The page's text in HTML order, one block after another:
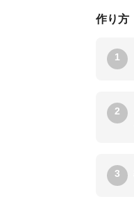
作り方
1
2
3